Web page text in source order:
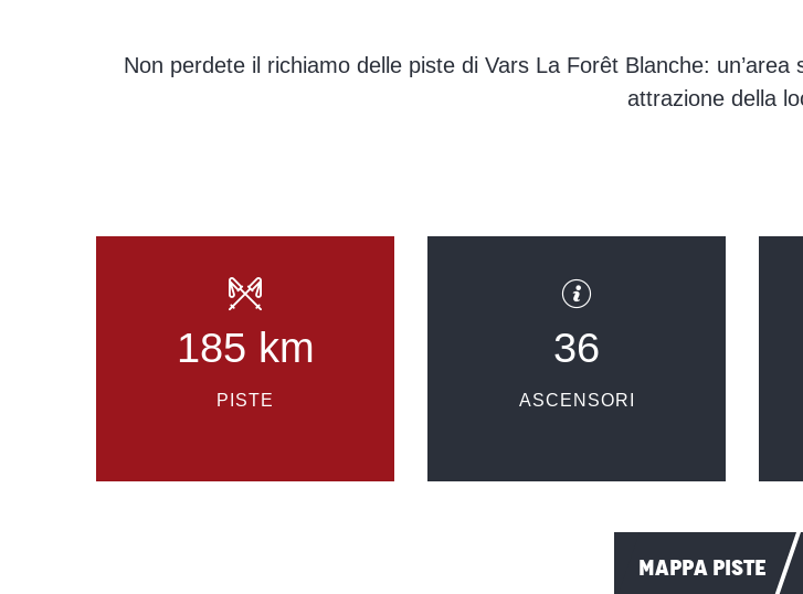
Non perdete il richiamo delle piste di Vars La Forêt Blanche:
attrazione della
185 km
PISTE
36
ASCENSORI
MAPPA PISTE